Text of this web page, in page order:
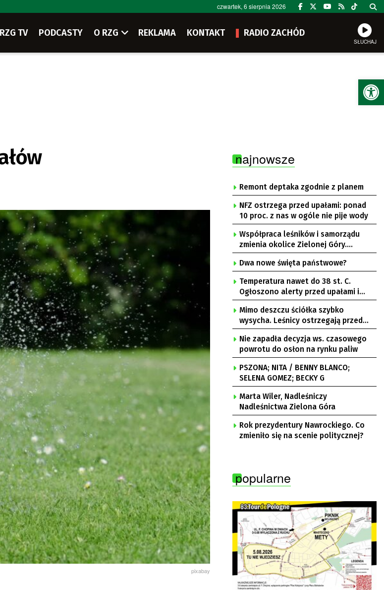
czwartek, 6 sierpnia 2026
RZG TV PODCASTY O RZG REKLAMA KONTAKT RADIO ZACHÓD
SŁUCHAJ
pixabay
najnowsze
Remont deptaka zgodnie z planem
NFZ ostrzega przed upałami: ponad
10 proc. z nas w ogóle nie pije wody
Współpraca leśników i samorządu
zmienia okolice Zielonej Góry.
Powstają nowe ścieżki rowerowe
Dwa nowe święta państwowe?
Temperatura nawet do 38 st. C.
Ogłoszono alerty przed upałami i
burzami
Mimo deszczu ściółka szybko
wysycha. Leśnicy ostrzegają przed
pożarami
Nie zapadła decyzja ws. czasowego
powrotu do osłon na rynku paliw
PSZONA; NITA / BENNY BLANCO;
SELENA GOMEZ; BECKY G
Marta Wiler, Nadleśniczy
Nadleśnictwa Zielona Góra
Rok prezydentury Nawrockiego. Co
zmieniło się na scenie politycznej?
popularne